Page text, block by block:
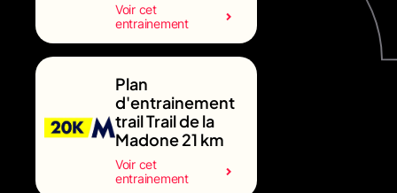
Voir cet
entrainement
Plan
d'entrainement
trail Trail de la
Madone 21 km
Voir cet
entrainement